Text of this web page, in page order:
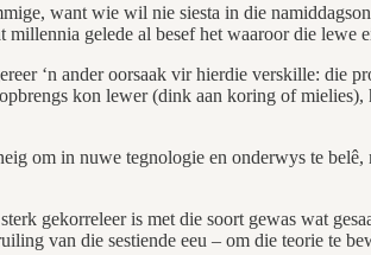
want wie wil nie siesta in die
gelede al besef het waaroor die lewe
‘n ander oorsaak vir hierdie verskille: die
kon lewer (dink aan koring of
om in nuwe tegnologie en onderwys te
gekorreleer is met die soort gewas wat
van die sestiende eeu – om die teorie te